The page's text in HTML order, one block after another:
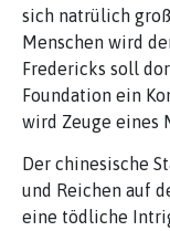
sich natrülich
Menschen wird
Fredericks soll
Foundation ein
wird Zeuge eines
Der chinesische
und Reichen auf
eine tödliche